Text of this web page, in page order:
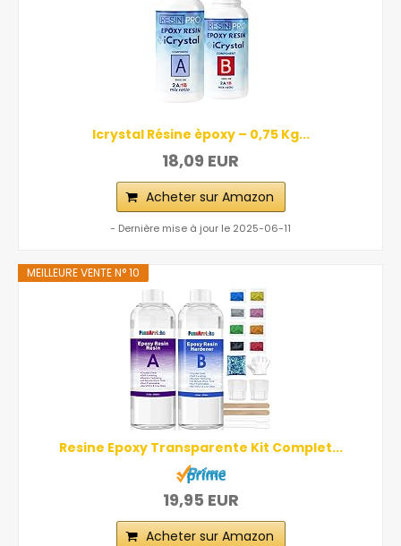
Icrystal Résine èpoxy – 0,75 Kg...
18,09 EUR
Acheter sur Amazon
- Dernière mise à jour le 2025-06-11
MEILLEURE VENTE N° 10
Resine Epoxy Transparente Kit Complet...
19,95 EUR
Acheter sur Amazon